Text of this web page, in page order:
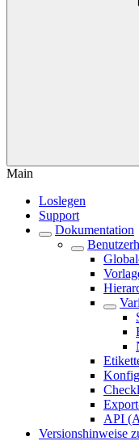
Main
Loslegen
Support
Dokumentation
API
Versionshinweise